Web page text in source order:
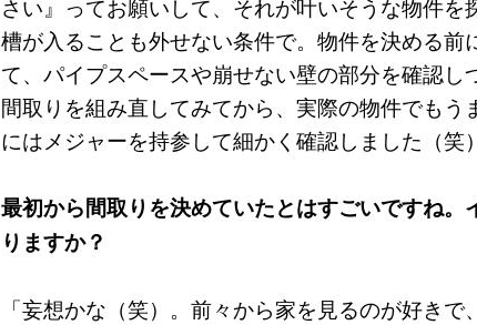
さい』ってお願いして、それが叶いそうな物件
槽が入ることも外せない条件で。物件を決める前
て、パイプスペースや崩せない壁の部分を確認
間取りを組み直してみてから、実際の物件でもう
にはメジャーを持参して細かく確認しました（笑
最初から間取りを決めていたとはすごいですね。
りますか？
「妄想かな（笑）。前々から家を見るのが好き